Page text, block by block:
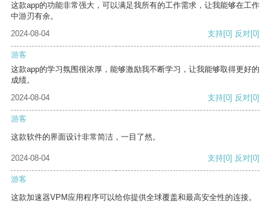
这款app的功能非常强大，可以满足我所有的工作需求，让我能够在工作
中游刃有余。
2024-08-04
支持[0] 反对[0]
游客
这款app的学习氛围很浓厚，能够激励我不断学习，让我能够取得更好的
成绩。
2024-08-04
支持[0] 反对[0]
游客
这款软件的界面设计非常简洁，一目了然。
2024-08-04 支持[0] 反对[0]
游客
这款加速器VPM应用程序可以给你提供全球覆盖和最高安全性的连接。